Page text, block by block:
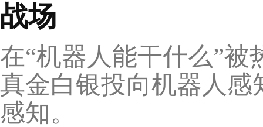
战场
在“机器人能干什么”
真金白银投向机器人
感知。